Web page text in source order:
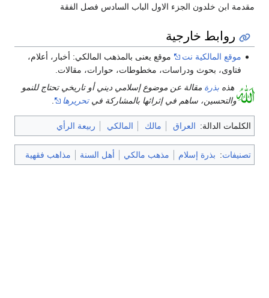
مقدمة ابن خلدون الجزء الاول الباب السادس فصل الفقة
روابط خارجية
موقع المالكية نت
موقع يعنى بالمذهب المالكي: أخبار، أعلام،
فتاوى، بحوث ودراسات، مخطوطات، حوارات، مقالات.
هذه بذرة مقالة عن موضوع إسلامي ديني أو تاريخي تحتاج للنمو
والتحسين، ساهم في إثرائها بالمشاركة فيتحريرها
الكلمات الدالة: العراق مالك المالكي ربيعة الرأي
تصنيفات: بذرة إسلام مذهب مالكي أهل السنة مذاهب فقهية